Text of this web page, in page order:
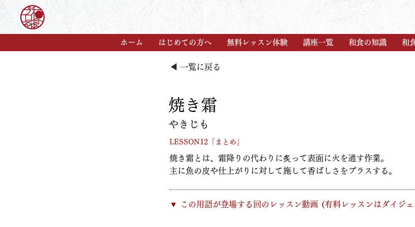
ホーム はじめての方へ 無料レッスン体験 講座一覧 和食の知識 和
◀ 一覧に戻る
焼き霜
やきじも
LESSON12「まとめ」
焼き霜とは、霜降りの代わりに炙って表面に火を通す作業。
主に魚の皮や仕上がりに対して施して香ばしさをプラスする。
​▼ この用語が登場する回のレッスン動画 ​(有料レッスンはダイジ